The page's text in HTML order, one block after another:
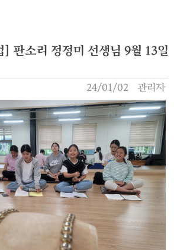
] 판소리 정정미 선생님 9월 13일
24/01/02 관리자